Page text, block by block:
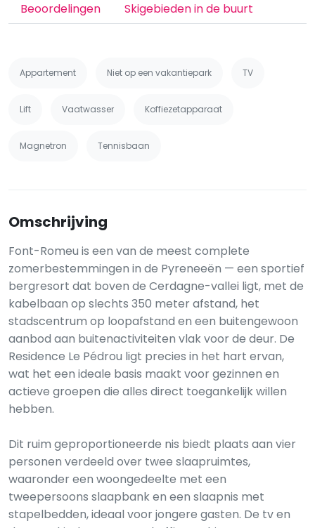
Beoordelingen Skigebieden in de buurt
Appartement Niet op een vakantiepark TV
Lift Vaatwasser Koffiezetapparaat
Magnetron Tennisbaan
Omschrijving
Font-Romeu is een van de meest complete
zomerbestemmingen in de Pyreneeën — een sportief
bergresort dat boven de Cerdagne-vallei ligt, met de
kabelbaan op slechts 350 meter afstand, het
stadscentrum op loopafstand en een buitengewoon
aanbod aan buitenactiviteiten vlak voor de deur. De
Residence Le Pédrou ligt precies in het hart ervan,
wat het een ideale basis maakt voor gezinnen en
actieve groepen die alles direct toegankelijk willen
hebben.
Dit ruim geproportioneerde nis biedt plaats aan vier
personen verdeeld over twee slaapruimtes,
waaronder een woongedeelte met een
tweepersoons slaapbank en een slaapnis met
stapelbedden, ideaal voor jongere gasten. De tv en